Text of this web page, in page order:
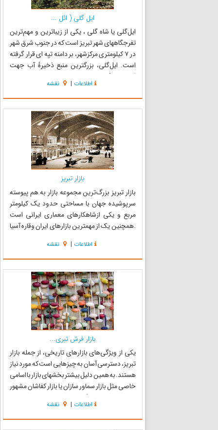
ایل گلی ( ائل ...
ایل‌گلی یا شاه گلی ، یکی از زیباترین و مهم‌ترین
تفرجگاههای شهر تبریز است که در جنوب شرق شهر
در ۷ کیلومتری مرکزشهر، بر دامنه تپه ای قرار گرفته
است. ایل‌گلی، بزرگترین منبع ذخیرهٔ آب جهت
آبیاری باغ‌های مناطق شرقی تبریز تا پیش از
روی‌کارآمدن صفویان بوده‌است. در زمان
صفویان،به دور دریاچهٔ...
اطلاعات | نقشه
بازار تبریز
بازار تبریز بزرگ‌ترین مجموعه بازار به هم پیوسته
سرپوشیده جهان با مساحتی حدود یک کیلومتر
مربع و یکی ازشاهکارهای معماری ایرانی است
.همچنین یک از مهمترین بازارهای ایران وقاره آسیا
تاریخ بسیاری از جهانگردان از سده چهرم هجری تا
دوره قاجار از این ب...
اطلاعات | نقشه
بازار فرش تبری...
یکی از ویژگی‌های بازارهای تاریخی، از جمله بازار
تبریز، دسترسی آسان به چیزهایی است که مورد نیاز
هستند. به همین دلیل بیشتر بخشهای بازار با اسامی
خاصی مثل بازار سماور سازان یا بازار کفاشان مشهور
شده اند. برخی دیگر از بخشهای بازار هم با وجود
نامی که به لحاظ کاربری در نگاه اول نامشخص
می‌نم...
اطلاعات | نقشه